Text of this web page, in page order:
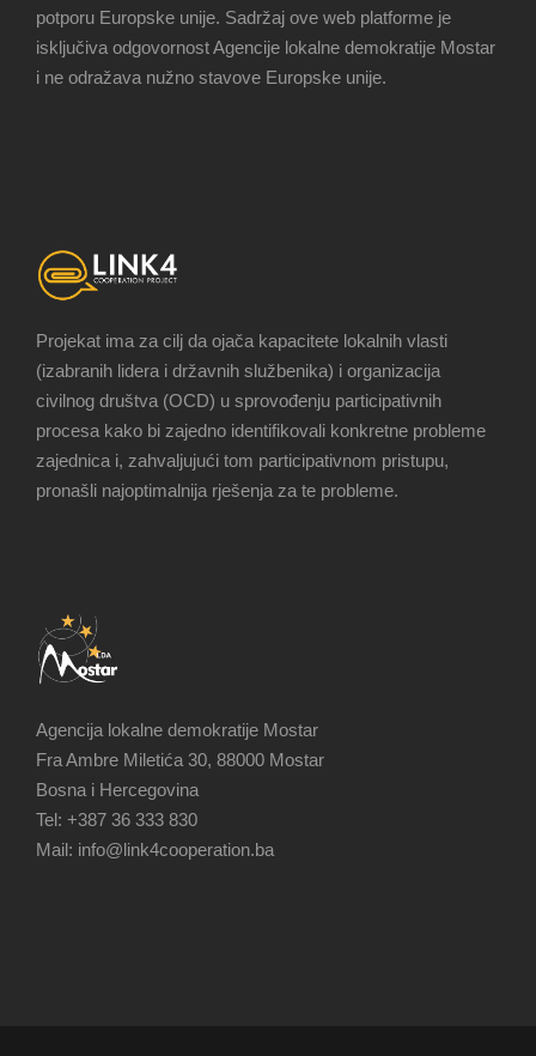
potporu Europske unije. Sadržaj ove web platforme je
isključiva odgovornost Agencije lokalne demokratije Mostar
i ne odražava nužno stavove Europske unije.
Projekat ima za cilj da ojača kapacitete lokalnih vlasti
(izabranih lidera i državnih službenika) i organizacija
civilnog društva (OCD) u sprovođenju participativnih
procesa kako bi zajedno identifikovali konkretne probleme
zajednica i, zahvaljujući tom participativnom pristupu,
pronašli najoptimalnija rješenja za te probleme.
Agencija lokalne demokratije Mostar
Fra Ambre Miletića 30, 88000 Mostar
Bosna i Hercegovina
Tel: +387 36 333 830
Mail: info@link4cooperation.ba